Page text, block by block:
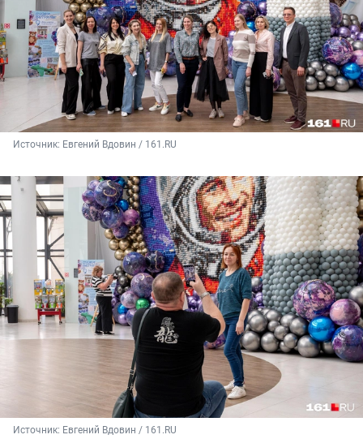
Источник: Евгений Вдовин / 161.RU
Источник: Евгений Вдовин / 161.RU